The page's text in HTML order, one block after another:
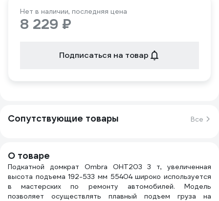
Нет в наличии, последняя цена
8 229 ₽
Подписаться на товар
Сопутствующие товары Все
О товаре
Подкатной домкрат Ombra OHT203 3 т, увеличенная
высота подъема 192-533 мм 55404 широко используется
в мастерских по ремонту автомобилей. Модель
позволяет осуществлять плавный подъем груза на